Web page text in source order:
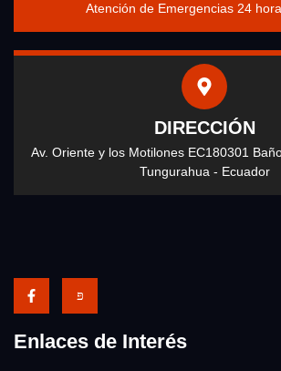
Atención de Emergencias 24
DIRECCIÓN
Av. Oriente y los Motilones EC180301
Tungurahua - Ecuador
Enlaces de Interés